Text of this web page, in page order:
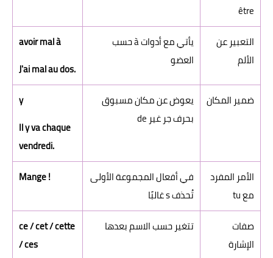
être
التعبير عن
الألم
يأتي مع أدوات à حسب
العضو
avoir mal à
J'ai mal au dos.
ضمير المكان
يعوض عن مكان مسبوق
بحرف جر غير de
y
Il y va chaque
vendredi.
الأمر المفرد
مع tu
في أفعال المجموعة الأولى
تُحذف s غالبًا
Mange !
صفات
الإشارة
تتغير حسب الاسم بعدها
ce / cet / cette
/ ces